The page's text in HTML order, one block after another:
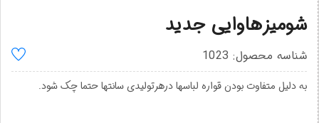
شومیزهاوایی جدید
شناسه محصول: 1023
به دلیل متفاوت بودن قواره لباسها درهرتولیدی سانتها حتما چک شود.